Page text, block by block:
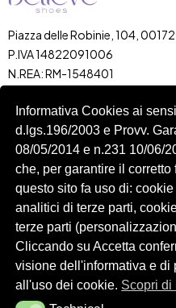
Informativa Cookies ai
d.lgs.196/2003 e Provv.
08/05/2014 e n.231 10/06/
che, per garantire il corretto
questo sito fa uso di:
analitici di terze parti,
terze parti
Cliccando su Accetta
visione dell'informativa e di
all'uso dei cookie. Scopri di
Piazza delle Robinie, 104, 00172
P.IVA 14822091006
N.REA: RM-1548401
334 918 4321
Shop
Donna
Bambini
Accessori